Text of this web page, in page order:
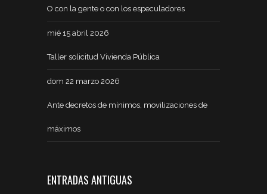
O con la gente o con los especuladores
mié 15 abril 2026
Taller solicitud Vivienda Pública
dom 22 marzo 2026
Ante decretos de mínimos, movilizaciones de
máximos
ENTRADAS ANTIGUAS